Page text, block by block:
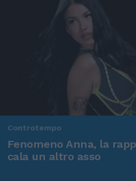
Controtempo
Fenomeno Anna, la
cala un altro asso